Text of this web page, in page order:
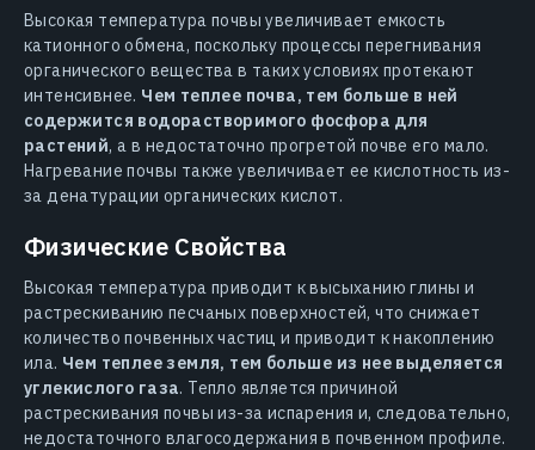
Высокая температура почвы увеличивает емкость
катионного обмена, поскольку процессы перегнивания
органического вещества в таких условиях протекают
интенсивнее. Чем теплее почва, тем больше в ней
содержится водорастворимого фосфора для
растений, а в недостаточно прогретой почве его мало.
Нагревание почвы также увеличивает ее кислотность из-
за денатурации органических кислот.
Физические Свойства
Высокая температура приводит к высыханию глины и
растрескиванию песчаных поверхностей, что снижает
количество почвенных частиц и приводит к накоплению
ила. Чем теплее земля, тем больше из нее выделяется
углекислого газа. Тепло является причиной
растрескивания почвы из-за испарения и, следовательно,
недостаточного влагосодержания в почвенном профиле.